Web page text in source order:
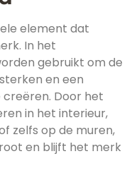
element dat
In het
gebruikt om de
en een
Door het
in het interieur,
zelfs op de muren,
en blijft het merk